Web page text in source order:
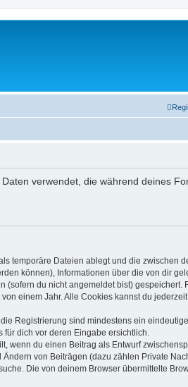
verwendet, die während deines
temporäre Dateien ablegt und die zwischen
können), Informationen über die von dir
du nicht angemeldet bist) gespeichert.
einem Jahr. Alle Cookies kannst du
Registrierung sind mindestens ein
für dich vor deren Eingabe ersichtlich.
wenn du einen Beitrag als Entwurf
von Beiträgen (dazu zählen Private
Die von deinem Browser übermittelte